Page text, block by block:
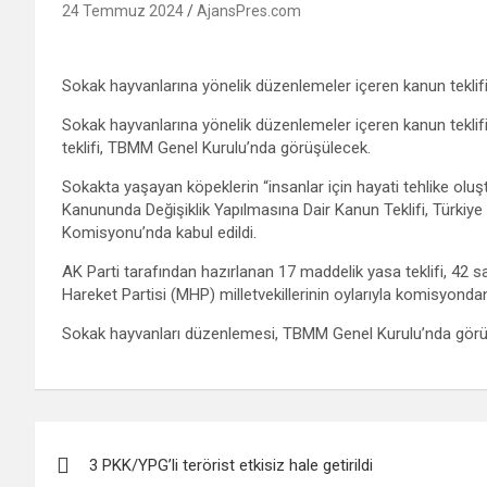
24 Temmuz 2024 AjansPres.com
Sokak hayvanlarına yönelik düzenlemeler içeren kanun
Sokak hayvanlarına yönelik düzenlemeler içeren kanun
teklifi, TBMM Genel Kurulu’nda görüşülecek.
Sokakta yaşayan köpeklerin “insanlar için hayati tehlike
Kanununda Değişiklik Yapılmasına Dair Kanun Teklifi,
Komisyonu’nda kabul edildi.
AK Parti tarafından hazırlanan 17 maddelik yasa teklifi, 42
Hareket Partisi (MHP) milletvekillerinin oylarıyla
Sokak hayvanları düzenlemesi, TBMM Genel Kurulu’nda
3 PKK/YPG’li terörist etkisiz hale getirildi